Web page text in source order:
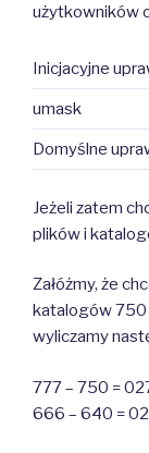
użytkowników
Inicjacyjne
umask
Domyślne
Jeżeli zatem
plików i
Załóżmy, że
katalogów 750
wyliczamy
777 – 750 =
666 – 640 =